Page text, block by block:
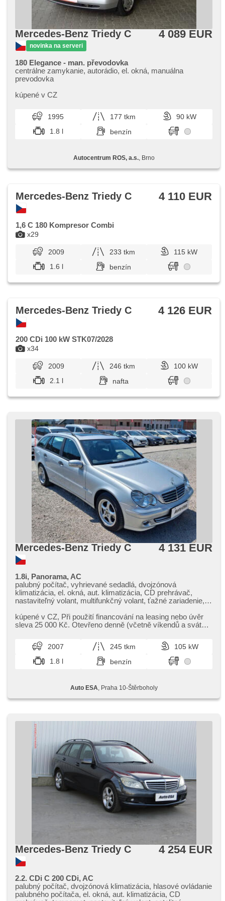
Mercedes-Benz Triedy C
novinka na serveri
4 089 EUR
180 Elegance - man. převodovka
centrálne zamykanie, autorádio, el. okná, manuálna
prevodovka
kúpené v CZ
1995 177 tkm
90 kW
1.8 l
benzín
Autocentrum ROS, a.s., Brno
x29
Mercedes-Benz Triedy C 4 110 EUR
1,6 C 180 Kompresor Combi
2009 233 tkm
115 kW
1.6 l
benzín
x34
Mercedes-Benz Triedy C 4 126 EUR
200 CDi 100 kW STK07/2028
2009 246 tkm
100 kW
2.1 l
nafta
Mercedes-Benz Triedy C 4 131 EUR
1.8i, Panorama, AC
palubný počítač, vyhrievané sedadlá, dvojzónová
klimatizácia, el. okná, aut. klimatizácia, CD prehrávač,
nastaviteľný volant, multifunkčný volant, ťažné zariadenie,
posilňovač riadenia, centrál diaľkový, stabilizácia podvozka
(ESP), hmlové svetlá, panoramatická strecha, ABS,
kúpené v CZ,​ Při použití financování na leasing nebo úvěr
sleva 25 000 Kč. Otevřeno denně (včetně víkendů a svátků)
2007 245 tkm
105 kW
1.8 l
benzín
Auto ESA , Praha 10-Štěrboholy
Mercedes-Benz Triedy C 4 254 EUR
2.2. CDi C 200 CDi, AC
palubný počítač, dvojzónová klimatizácia, hlasové ovládanie
palubného počítača, el. okná, aut. klimatizácia, CD